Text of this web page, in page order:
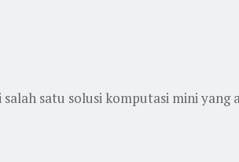
satu solusi komputasi mini yang